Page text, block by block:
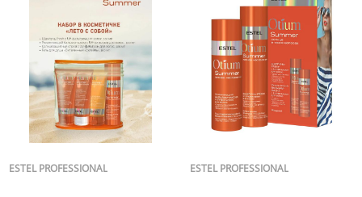
ESTEL PROFESSIONAL ESTEL PROFESSIONAL